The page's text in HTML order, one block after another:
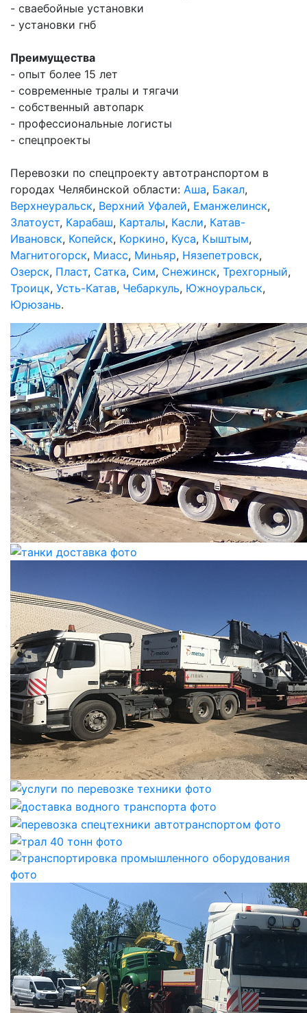
- сваебойные установки
- установки гнб
Преимущества
- опыт более 15 лет
- современные тралы и тягачи
- собственный автопарк
- профессиональные логисты
- спецпроекты
Перевозки по спецпроекту автотранспортом в
городах Челябинской области: Аша, Бакал,
Верхнеуральск, Верхний Уфалей, Еманжелинск,
Златоуст, Карабаш, Карталы, Касли, Катав-
Ивановск, Копейск, Коркино, Куса, Кыштым,
Магнитогорск, Миасс, Миньяр, Нязепетровск,
Озерск, Пласт, Сатка, Сим, Снежинск, Трехгорный,
Троицк, Усть-Катав, Чебаркуль, Южноуральск,
Юрюзань.